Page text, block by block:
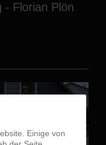
- Florian Plön
Einige von